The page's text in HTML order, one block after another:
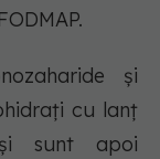
și
cu lanț
sunt apoi